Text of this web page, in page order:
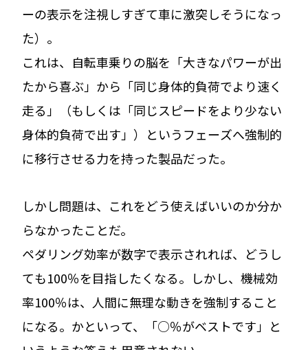
ーの表示を注視しすぎて車に激突しそうになっ
た）。
これは、自転車乗りの脳を「大きなパワーが出
たから喜ぶ」から「同じ身体的負荷でより速く
走る」（もしくは「同じスピードをより少ない
身体的負荷で出す」）というフェーズへ強制的
に移行させる力を持った製品だった。
しかし問題は、これをどう使えばいいのか分か
らなかったことだ。
ペダリング効率が数字で表示されれば、どうし
ても100％を目指したくなる。しかし、機械効
率100％は、人間に無理な動きを強制すること
になる。かといって、「○％がベストです」と